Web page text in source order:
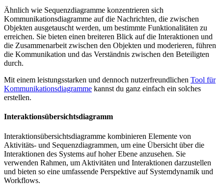
Ähnlich wie Sequenzdiagramme konzentrieren sich
Kommunikationsdiagramme auf die Nachrichten, die zwischen
Objekten ausgetauscht werden, um bestimmte Funktionalitäten zu
erreichen. Sie bieten einen breiteren Blick auf die Interaktionen und
die Zusammenarbeit zwischen den Objekten und moderieren, führen
die Kommunikation und das Verständnis zwischen den Beteiligten
durch.
Mit einem leistungsstarken und dennoch nutzerfreundlichen Tool für
Kommunikationsdiagramme kannst du ganz einfach ein solches
erstellen.
Interaktionsübersichtsdiagramm
Interaktionsübersichtsdiagramme kombinieren Elemente von
Aktivitäts- und Sequenzdiagrammen, um eine Übersicht über die
Interaktionen des Systems auf hoher Ebene anzusehen. Sie
verwenden Rahmen, um Aktivitäten und Interaktionen darzustellen
und bieten so eine umfassende Perspektive auf Systemdynamik und
Workflows.